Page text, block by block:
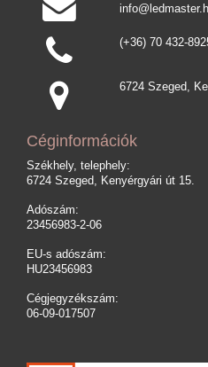
(+36) 70 432-
6724 Szeged,
Céginformációk
Székhely, telephely:
6724 Szeged, Kenyérgyári út 15.
Adószám:
23456983-2-06
EU-s adószám:
HU23456983
Cégjegyzékszám:
06-09-017507